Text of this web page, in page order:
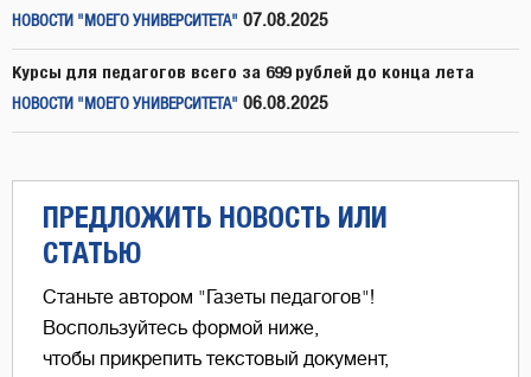
НОВОСТИ "МОЕГО УНИВЕРСИТЕТА" 07.08.2025
Курсы для педагогов всего за 699 рублей до конца лета
НОВОСТИ "МОЕГО УНИВЕРСИТЕТА" 06.08.2025
ПРЕДЛОЖИТЬ НОВОСТЬ ИЛИ
СТАТЬЮ
Станьте автором "Газеты педагогов"!
Воспользуйтесь формой ниже,
чтобы прикрепить текстовый документ,